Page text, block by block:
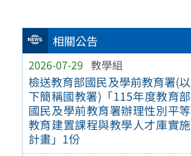
相關公告
2026-07-29 教學組
檢送教育部國民及學前教育署(以
下簡稱國教署)「115年度教育部
國民及學前教育署辦理性別平等
教育建置課程與教學人才庫實施
計畫」1份